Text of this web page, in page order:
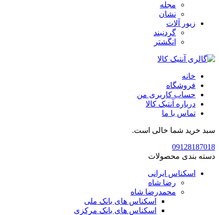
مجله
نشان
زیور آلات
گردنبند
انگشتر
خانه
فروشگاه
حساب کاربری من
درباره آنتیک کالا
تماس با ما
سبد خرید شما خالی است.
09128187018
دسته بندی محصولات
اسکناس ایرانی
رضا شاه
محمدرضا شاه
اسکناس های بانک ملی
اسکناس های بانک مرکزی